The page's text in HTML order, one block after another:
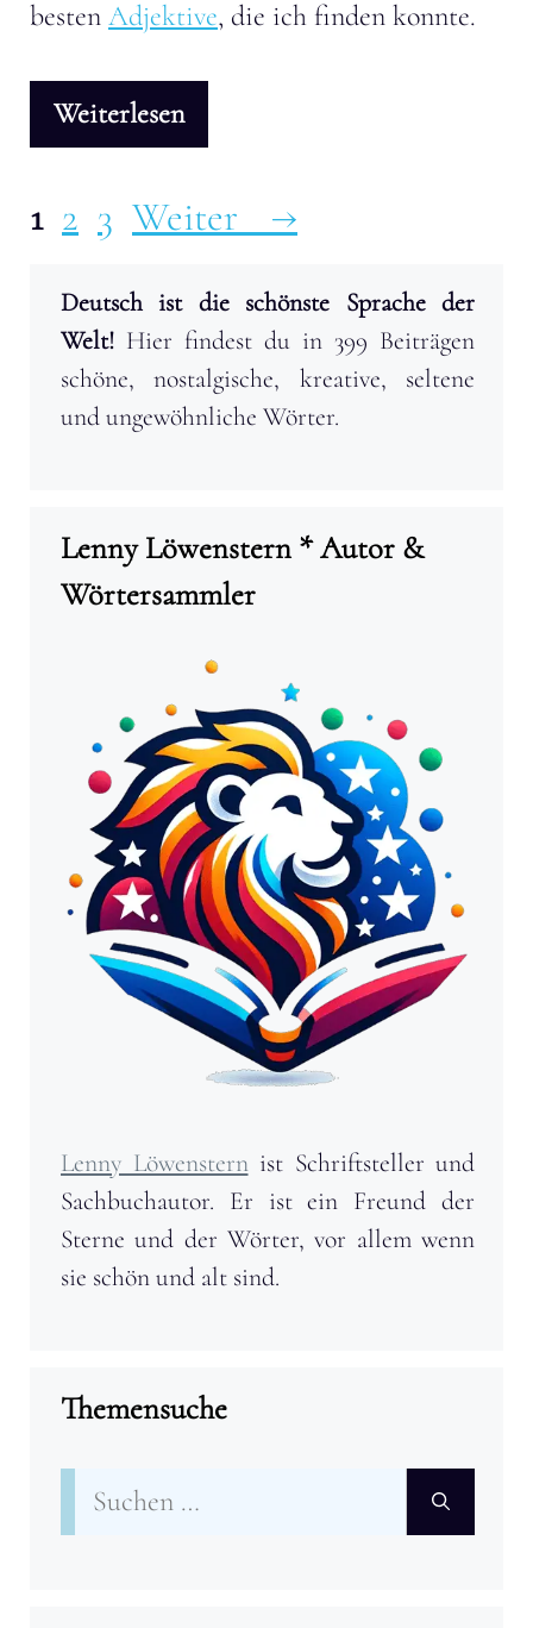
besten Adjektive, die ich finden konnte.
Weiterlesen
Seite
1 Seite
2 Seite
3 Weiter →
Deutsch ist die schönste Sprache der
Welt! Hier findest du in 399 Beiträgen
schöne, nostalgische, kreative, seltene
und ungewöhnliche Wörter.
Lenny Löwenstern * Autor &
Wörtersammler
Lenny Löwensternist Schriftsteller und
Sachbuchautor. Er ist ein Freund der
Sterne und der Wörter, vor allem wenn
sie schön und alt sind.
Themensuche
Suchen
nach: